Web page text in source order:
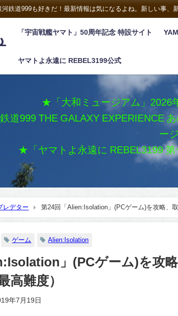
鉄道999も好きだ！最新情報は気になるよね。新しい事、
「宇宙戦艦ヤマト」50周年記念 特設サイト
ヤマトよ永遠に REBEL3199公式
★「大和ミュージアム」2026
道999 THE GALAXY EXPERIENCE
ー
★「ヤマトよ永遠に REBEL3199
レデター 第24回「Alien:Isolation」(PCゲーム)を攻略、
ゲーム Alien:Isolation
」(PCゲーム)を攻
高難度）
年7月19日